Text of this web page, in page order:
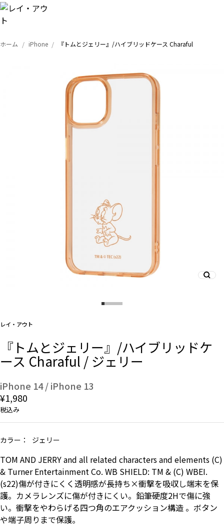
デザインから探す
事業内容
会社概要
よくある質問
お問い合わせ（一般の皆様）
お問い合わせ（企業様）
プライバシーポリシー
ホーム iPhone 『トムとジェリー』/ハイブリッドケース Charaful
レイ・アウト
『トムとジェリー』/ハイブリッドケ
ース Charaful / ジェリー
iPhone 14 / iPhone 13
¥1,980
税込み
カラー： ジェリー
TOM AND JERRY and all related characters and elements (C)
& Turner Entertainment Co. WB SHIELD: TM & (C) WBEI.
(s22)傷が付きにくく透明感が長持ち×衝撃を吸収し端末を保
護。カメラレンズに傷が付きにくい。鉛筆硬度2Hで傷に強
い。衝撃をやわらげる四つ角のエアクッション構造 。ボタン
や端子周りまで保護。